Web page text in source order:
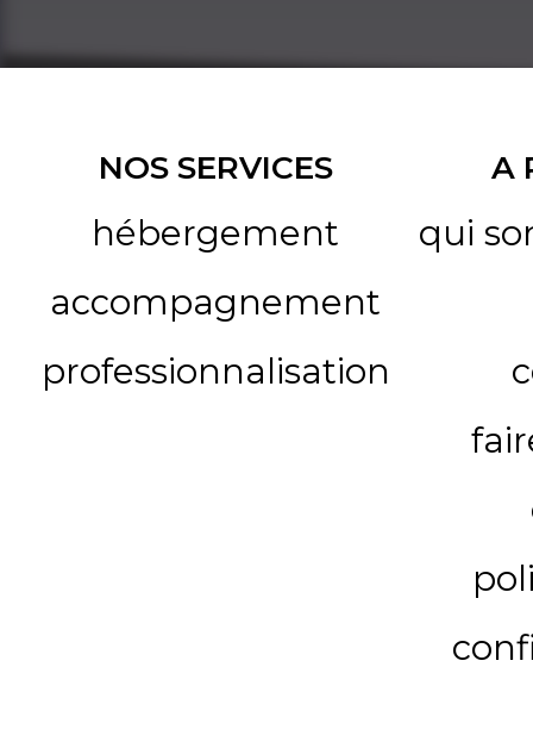
NOS SERVICES
hébergement
accompagnement
professionnalisation
A
qui